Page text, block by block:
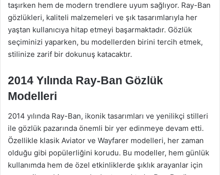
taşırken hem de modern trendlere uyum sağlıyor. Ray-Ban
gözlükleri, kaliteli malzemeleri ve şık tasarımlarıyla her
yaştan kullanıcıya hitap etmeyi başarmaktadır. Gözlük
seçiminizi yaparken, bu modellerden birini tercih etmek,
stilinize zarif bir dokunuş katacaktır.
2014 Yılında Ray-Ban Gözlük
Modelleri
2014 yılında Ray-Ban, ikonik tasarımları ve yenilikçi stilleri
ile gözlük pazarında önemli bir yer edinmeye devam etti.
Özellikle klasik Aviator ve Wayfarer modelleri, her zaman
olduğu gibi popülerliğini korudu. Bu modeller, hem günlük
kullanımda hem de özel etkinliklerde şıklık arayanlar için